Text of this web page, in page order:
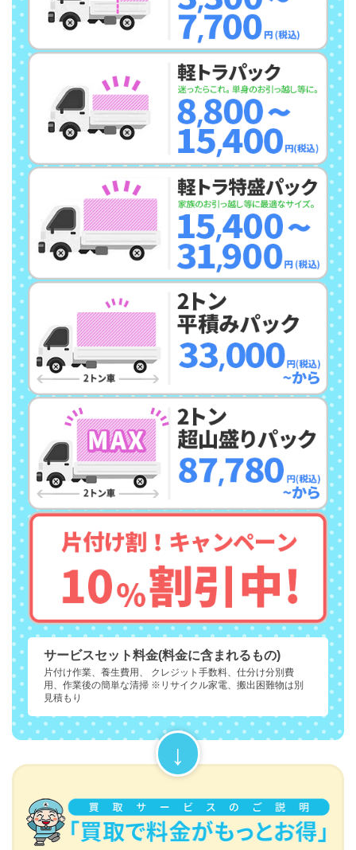
サービスセット料金(料金に含まれるもの)
片付け作業、養生費用、 クレジット手数料、仕分け分別費
用、作業後の簡単な清掃 ※リサイクル家電、搬出困難物は別
見積もり